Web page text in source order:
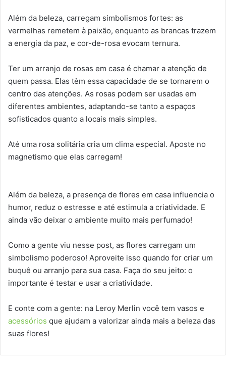
Além da beleza, carregam simbolismos fortes: as
vermelhas remetem à paixão, enquanto as brancas trazem
a energia da paz, e cor-de-rosa evocam ternura.
Ter um arranjo de rosas em casa é chamar a atenção de
quem passa. Elas têm essa capacidade de se tornarem o
centro das atenções. As rosas podem ser usadas em
diferentes ambientes, adaptando-se tanto a espaços
sofisticados quanto a locais mais simples.
Até uma rosa solitária cria um clima especial. Aposte no
magnetismo que elas carregam!
Além da beleza, a presença de flores em casa influencia o
humor, reduz o estresse e até estimula a criatividade. E
ainda vão deixar o ambiente muito mais perfumado!
Como a gente viu nesse post, as flores carregam um
simbolismo poderoso! Aproveite isso quando for criar um
buquê ou arranjo para sua casa. Faça do seu jeito: o
importante é testar e usar a criatividade.
E conte com a gente: na Leroy Merlin você tem vasos e
acessórios que ajudam a valorizar ainda mais a beleza das
suas flores!